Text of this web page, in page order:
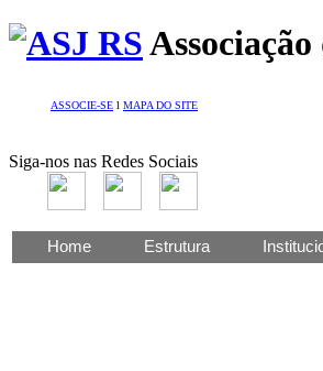
ASSOCIE-SE l MAPA DO SITE
Siga-nos nas Redes Sociais
Home Estrutura